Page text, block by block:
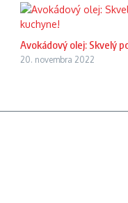
Avokádový olej: Skvelý
20. novembra 2022